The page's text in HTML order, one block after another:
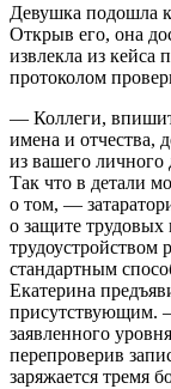
Девушка подошла
Открыв его, она
извлекла из
протоколом
— Коллеги,
имена и отчества,
из вашего личного
Так что в детали
о том, —
о защите трудовых
трудоустройством
стандартным
Екатерина
присутствующим.
заявленного
перепроверив
заряжается тремя